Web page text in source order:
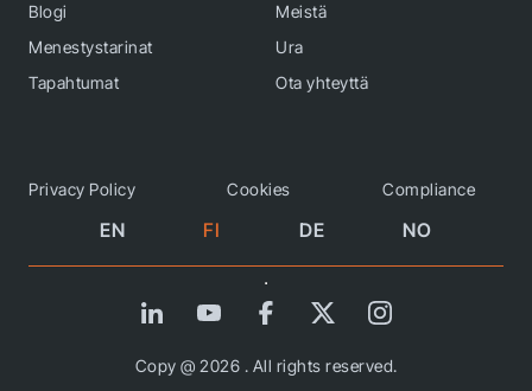
Blogi
Menestystarinat
Tapahtumat
Meistä
Ura
Ota yhteyttä
Privacy Policy Cookies Compliance
EN FI DE NO
Copy @ 2026 . All rights reserved.